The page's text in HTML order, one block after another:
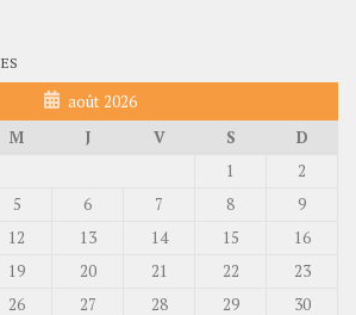
août 2026
M J V S
D
1
2
5 6 7 8
9
12 13 14 15
16
19 20 21 22
23
26 27 28 29
30